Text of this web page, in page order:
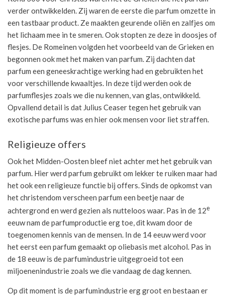
verder ontwikkelden. Zij waren de eerste die parfum omzette in
een tastbaar product. Ze maakten geurende oliën en zalfjes om
het lichaam mee in te smeren. Ook stopten ze deze in doosjes of
flesjes. De Romeinen volgden het voorbeeld van de Grieken en
begonnen ook met het maken van parfum. Zij dachten dat
parfum een geneeskrachtige werking had en gebruikten het
voor verschillende kwaaltjes. In deze tijd werden ook de
parfumflesjes zoals we die nu kennen, van glas, ontwikkeld.
Opvallend detail is dat Julius Ceaser tegen het gebruik van
exotische parfums was en hier ook mensen voor liet straffen.
Religieuze offers
Ook het Midden-Oosten bleef niet achter met het gebruik van
parfum. Hier werd parfum gebruikt om lekker te ruiken maar had
het ook een religieuze functie bij offers. Sinds de opkomst van
het christendom verscheen parfum een beetje naar de
achtergrond en werd gezien als nutteloos waar. Pas in de 12e
eeuw nam de parfumproductie erg toe, dit kwam door de
toegenomen kennis van de mensen. In de 14 eeuw werd voor
het eerst een parfum gemaakt op oliebasis met alcohol. Pas in
de 18 eeuw is de parfumindustrie uitgegroeid tot een
miljoenenindustrie zoals we die vandaag de dag kennen.
Op dit moment is de parfumindustrie erg groot en bestaan er